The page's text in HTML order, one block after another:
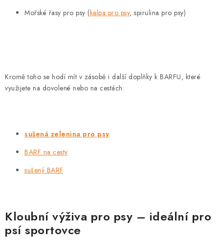
Mořské řasy pro psy (kelpa pro psy, spirulina pro psy)
Kromě toho se hodí mít v zásobě i další doplňky k BARFU, které
využijete na dovolené nebo na cestách:
sušená zelenina pro psy
BARF na cesty
sušený BARF
Kloubní výživa pro psy – ideální pro
psí sportovce